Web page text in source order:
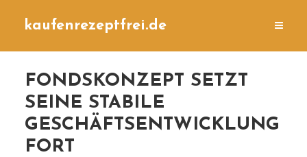
kaufenrezeptfrei.de
FONDSKONZEPT SETZT
SEINE STABILE
GESCHÄFTSENTWICKLUNG
FORT